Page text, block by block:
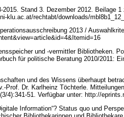
Stand 3. Dezember 2012. Beilage 1
klu.ac.at/rechtabt/downloads/
2013 /
und -vermittler Bibliotheken.
für politische Beratung 2010/2011:
und des Wissens überhaupt
Prof. Dr. Karlheinz Töchterle.
4):341-51. Verfügbar unter: http://
Information“? Status quo und